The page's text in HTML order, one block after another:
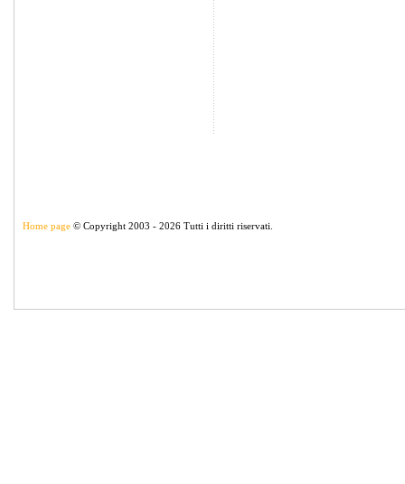
Home page © Copyright 2003 - 2026 Tutti i diritti riservati.